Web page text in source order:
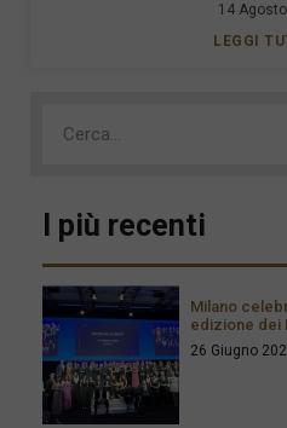
14
LEGGI
I più recenti
Milano
edizione dei
26 Giugno